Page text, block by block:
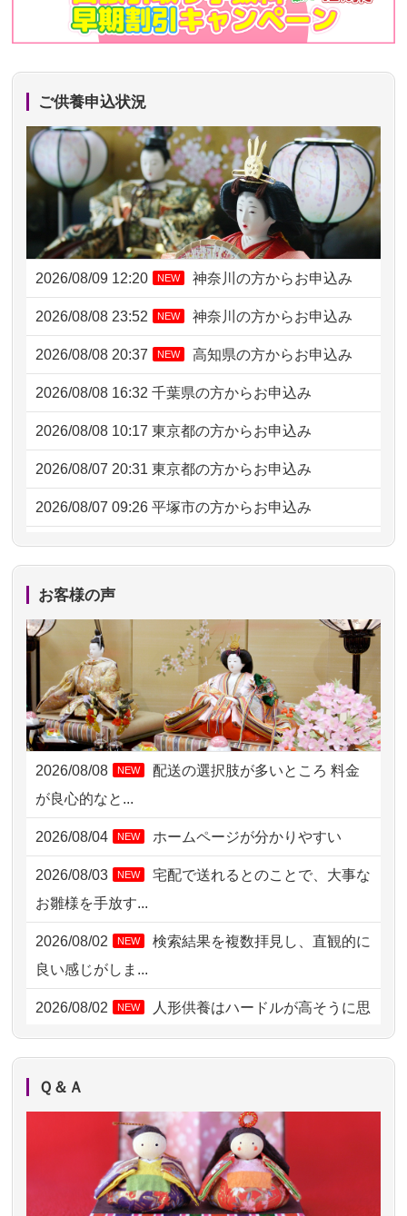
ご供養申込状況
2026/08/09 12:20 NEW 神奈川の方からお申込み
2026/08/08 23:52 NEW 神奈川の方からお申込み
2026/08/08 20:37 NEW 高知県の方からお申込み
2026/08/08 16:32 千葉県の方からお申込み
2026/08/08 10:17 東京都の方からお申込み
2026/08/07 20:31 東京都の方からお申込み
2026/08/07 09:26 平塚市の方からお申込み
2026/08/06 21:28 埼玉県の方からお申込み
2026/08/06 17:56
2026/08/06 10:06 茨城県の方からお申込み
2026/08/06 09:17 三重県の方からお申込み
2026/08/06 06:48 横浜市の方からお申込み
2026/08/05 15:07 東京都の方からお申込み
2026/08/05 11:33 神奈川の方からお申込み
2026/08/04 00:38 中野区の方からお申込み
2026/08/03 21:17
2026/08/02 18:47 虎ノ門の方からお申込み
2026/08/02 11:15 千葉県の方からお申込み
2026/08/02 10:39
2026/08/02 09:15 神奈川の方からお申込み
2026/08/02 06:46 相模原の方からお申込み
2026/08/01 19:28 東京都の方からお申込み
お客様の声
2026/08/08 NEW
配送の選択肢が多いところ 料金
が良心的なと...
2026/08/04 NEW ホームページが分かりやすい
2026/08/03 NEW
宅配で送れるとのことで、大事な
お雛様を手放す...
2026/08/02 NEW
検索結果を複数拝見し、直観的に
良い感じがしま...
2026/08/02 NEW
人形供養はハードルが高そうに思
えるのですが、...
NEW
お人形の仕分けなども丁寧に行う
様子から、大切...
2026/07/25供養の内容（料金や送り方等）がとて
Ｑ＆Ａ